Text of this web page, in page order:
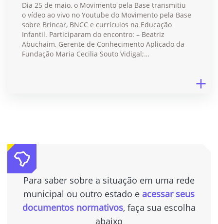
Dia 25 de maio, o Movimento pela Base transmitiu
o vídeo ao vivo no Youtube do Movimento pela Base
sobre Brincar, BNCC e currículos na Educação
Infantil. Participaram do encontro: – Beatriz
Abuchaim, Gerente de Conhecimento Aplicado da
Fundação Maria Cecilia Souto Vidigal;…
Para saber sobre a situação em uma rede
municipal ou outro estado e acessar seus
documentos normativos, faça sua escolha
abaixo